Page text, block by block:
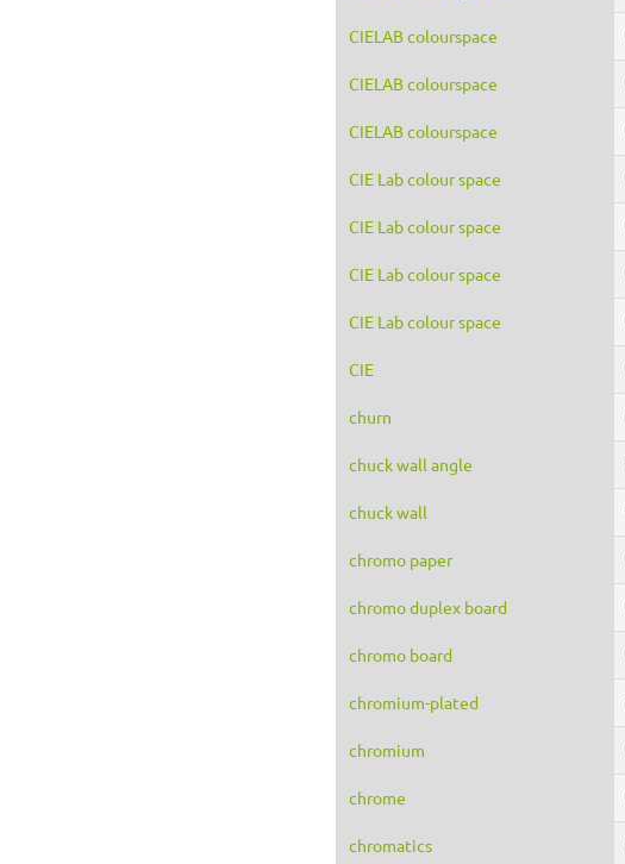
CIELAB colourspace
CIELAB colourspace
CIELAB colourspace
CIE Lab colour space
CIE Lab colour space
CIE Lab colour space
CIE Lab colour space
CIE
churn
chuck wall angle
chuck wall
chromo paper
chromo duplex board
chromo board
chromium-plated
chromium
chrome
chromatics